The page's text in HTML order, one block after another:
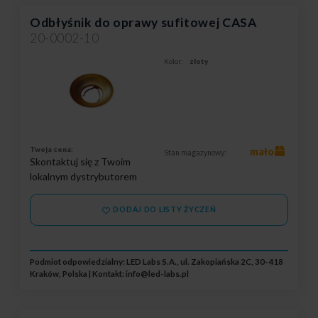
Odbłyśnik do oprawy sufitowej CASA
20-0002-10
Kolor: złoty
Twoja cena:
Skontaktuj się z Twoim
lokalnym dystrybutorem
Stan magazynowy: mało
DODAJ DO LISTY ŻYCZEŃ
Podmiot odpowiedzialny: LED Labs S.A., ul. Zakopiańska 2C, 30-418
Kraków, Polska | Kontakt: info@led-labs.pl